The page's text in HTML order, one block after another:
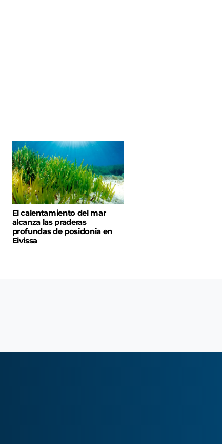
El calentamiento del mar
alcanza las praderas
profundas de posidonia en
Eivissa